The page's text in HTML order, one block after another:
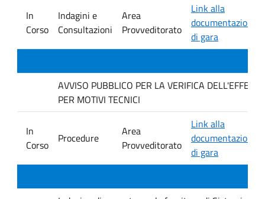
In
Corso
Indagini e
Consultazioni
Area
Provveditorato
Link alla
documentazione
di gara
AVVISO PUBBLICO PER LA VERIFICA
PER MOTIVI TECNICI
In
Corso
Procedure
Area
Provveditorato
Link alla
documentazione
di gara